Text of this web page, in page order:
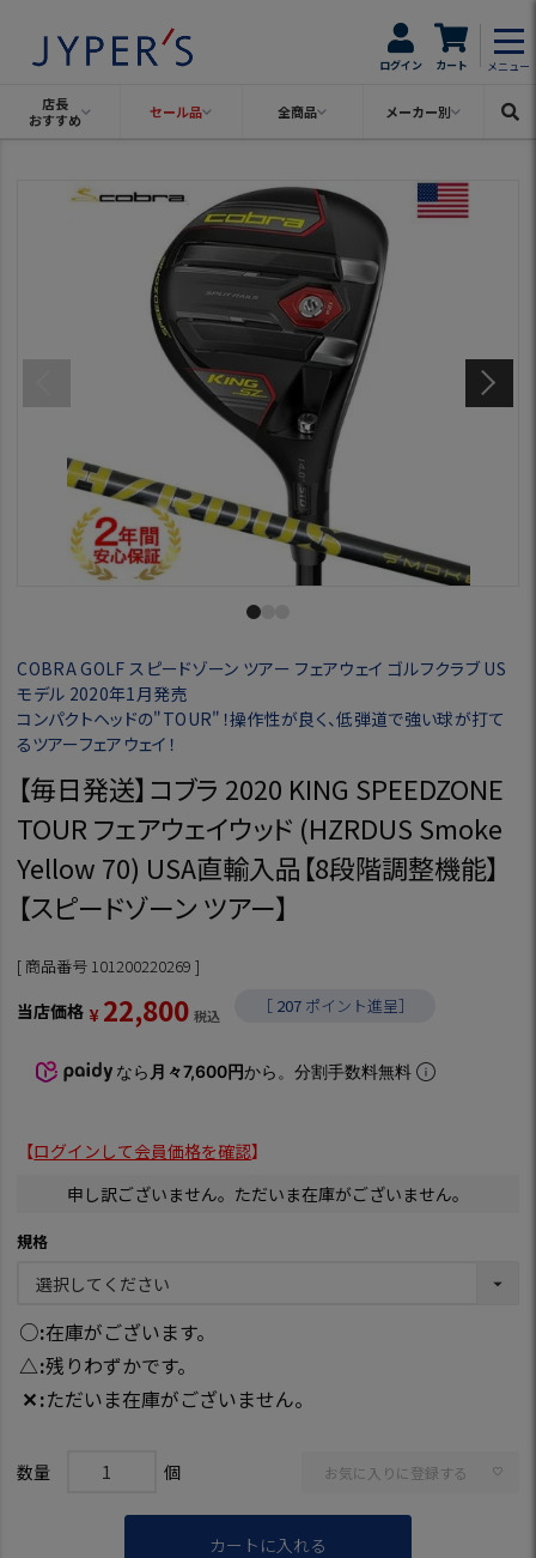
ログイン カート メニュー
店長
おすすめ
セール品 全商品 メーカー別
COBRA GOLF スピードゾーン ツアー フェアウェイ ゴルフクラブ US
モデル 2020年1月発売
コンパクトヘッドの"TOUR"！操作性が良く、低弾道で強い球が打て
るツアーフェアウェイ！
【毎日発送】コブラ 2020 KING SPEEDZONE
TOUR フェアウェイウッド (HZRDUS Smoke
Yellow 70) USA直輸入品【8段階調整機能】
【スピードゾーン ツアー】
商品番号 101200220269
当店価格 ¥ 22,800 税込 ［ 207 ポイント進呈］
なら 月々7,600円から。分割手数料無料
【ログインして会員価格を確認】
申し訳ございません。ただいま在庫がございません。
規格
○ 在庫がございます。
△ 残りわずかです。
✕ ただいま在庫がございません。
お気に入りに登録する
カートに入れる